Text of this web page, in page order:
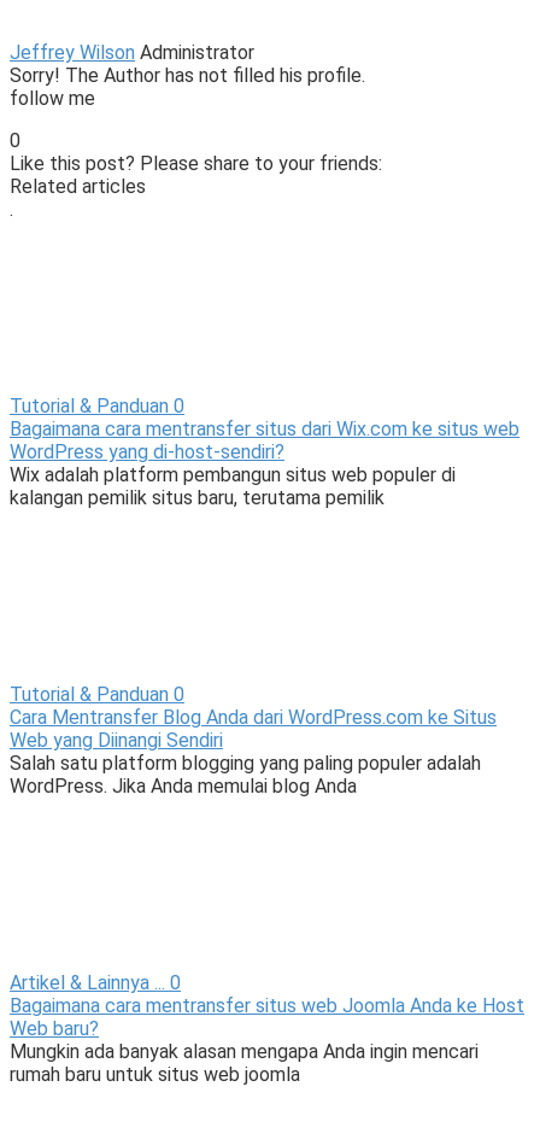
Jeffrey Wilson Administrator
Sorry! The Author has not filled his profile.
follow me
0
Like this post? Please share to your friends:
Related articles
.
Tutorial & Panduan 0
Bagaimana cara mentransfer situs dari Wix.com ke situs web
WordPress yang di-host-sendiri?
Wix adalah platform pembangun situs web populer di
kalangan pemilik situs baru, terutama pemilik
Tutorial & Panduan 0
Cara Mentransfer Blog Anda dari WordPress.com ke Situs
Web yang Diinangi Sendiri
Salah satu platform blogging yang paling populer adalah
WordPress. Jika Anda memulai blog Anda
Artikel & Lainnya ... 0
Bagaimana cara mentransfer situs web Joomla Anda ke Host
Web baru?
Mungkin ada banyak alasan mengapa Anda ingin mencari
rumah baru untuk situs web joomla